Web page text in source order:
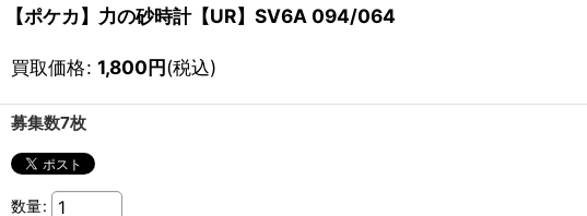
【ポケカ】力の砂時計【UR】SV6A 094/064
買取価格: 1,800円(税込)
募集数7枚
数量: